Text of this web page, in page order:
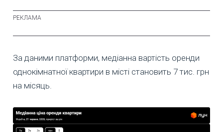
За даними платформи, медіанна вартість оренди
однокімнатної квартири в місті становить 7 тис. грн
на місяць.